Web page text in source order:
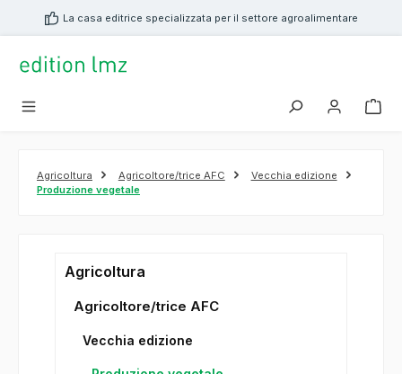
principaleLa casa editrice specializzata per il settore agroalimentare
Agricoltura Agricoltore/trice AFC
Vecchia edizione
Produzione vegetale
Agricoltura
Agricoltore/trice AFC
Vecchia edizione